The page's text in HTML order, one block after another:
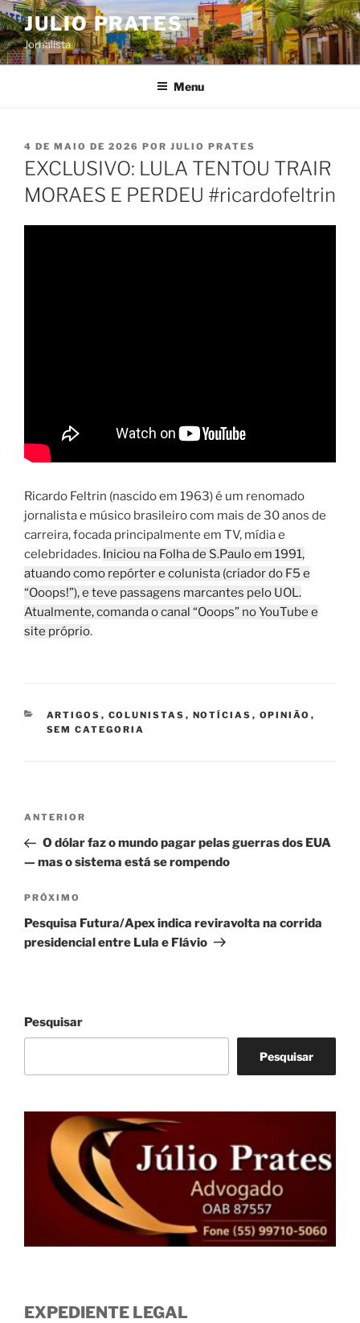
Pular
para
o
conteúdo
JULIO PRATES
Jornalista
Menu
PUBLICADO
EM
4 DE MAIO DE 2026 POR JULIO PRATES
EXCLUSIVO: LULA TENTOU TRAIR
MORAES E PERDEU #ricardofeltrin
Ricardo Feltrin (nascido em 1963) é um renomado
jornalista e músico brasileiro com mais de 30 anos de
carreira, focada principalmente em TV, mídia e
celebridades. Iniciou na Folha de S.Paulo em 1991,
atuando como repórter e colunista (criador do F5 e
“Ooops!”), e teve passagens marcantes pelo UOL.
Atualmente, comanda o canal “Ooops” no YouTube e
site próprio.
CATEGORIAS
ARTIGOS , COLUNISTAS , NOTÍCIAS , OPINIÃO ,
SEM CATEGORIA
Navegação
Post
Post
anterior
ANTERIOR
O dólar faz o mundo pagar pelas guerras dos EUA
— mas o sistema está se rompendo
Próximo
post
PRÓXIMO
Pesquisa Futura/Apex indica reviravolta na corrida
presidencial entre Lula e Flávio
Pesquisar
Pesquisar
EXPEDIENTE LEGAL